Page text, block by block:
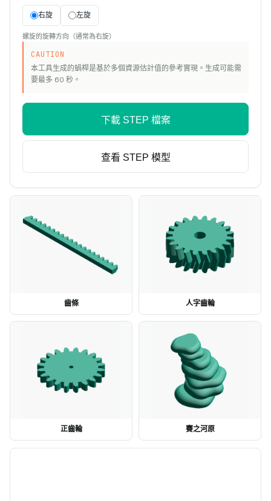
右旋 左旋
螺旋的旋轉方向（通常為右旋）
CAUTION
本工具生成的蝸桿是基於多個資源估計值的參考實現。生成可能需
要最多 60 秒。
下載 STEP 檔案
查看 STEP 模型
齒條 人字齒輪
正齒輪 賽之河原